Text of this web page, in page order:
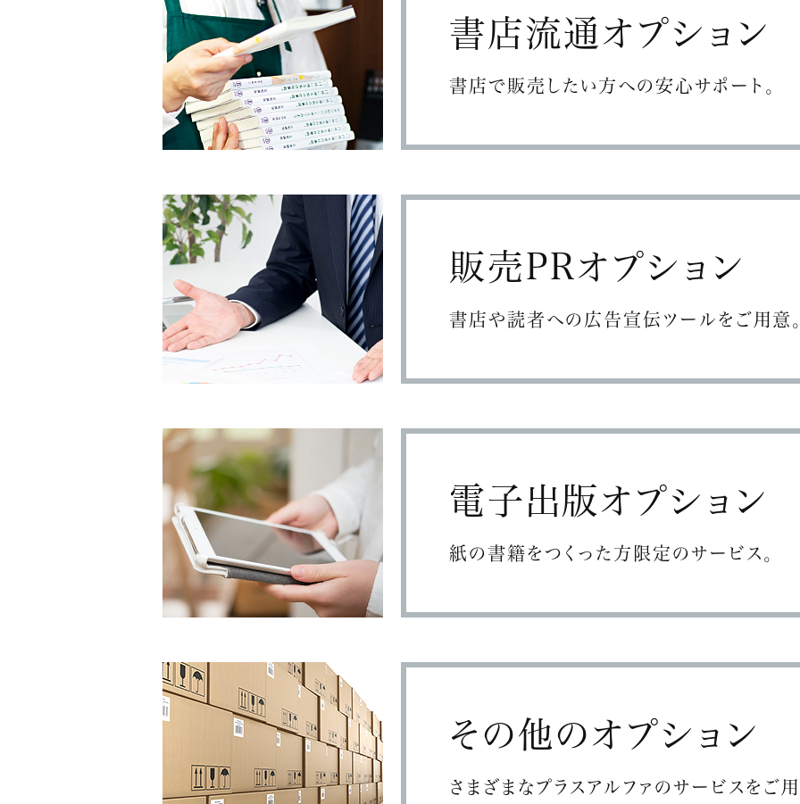
書店流通オプション
書店で販売したい方への安心サポート。
販売PRオプション
書店や読者への広告宣伝ツールをご用意
電子出版オプション
紙の書籍をつくった方限定のサービス。
その他のオプション
さまざまなプラスアルファのサービスをご